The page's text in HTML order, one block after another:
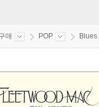
매 POP Blues